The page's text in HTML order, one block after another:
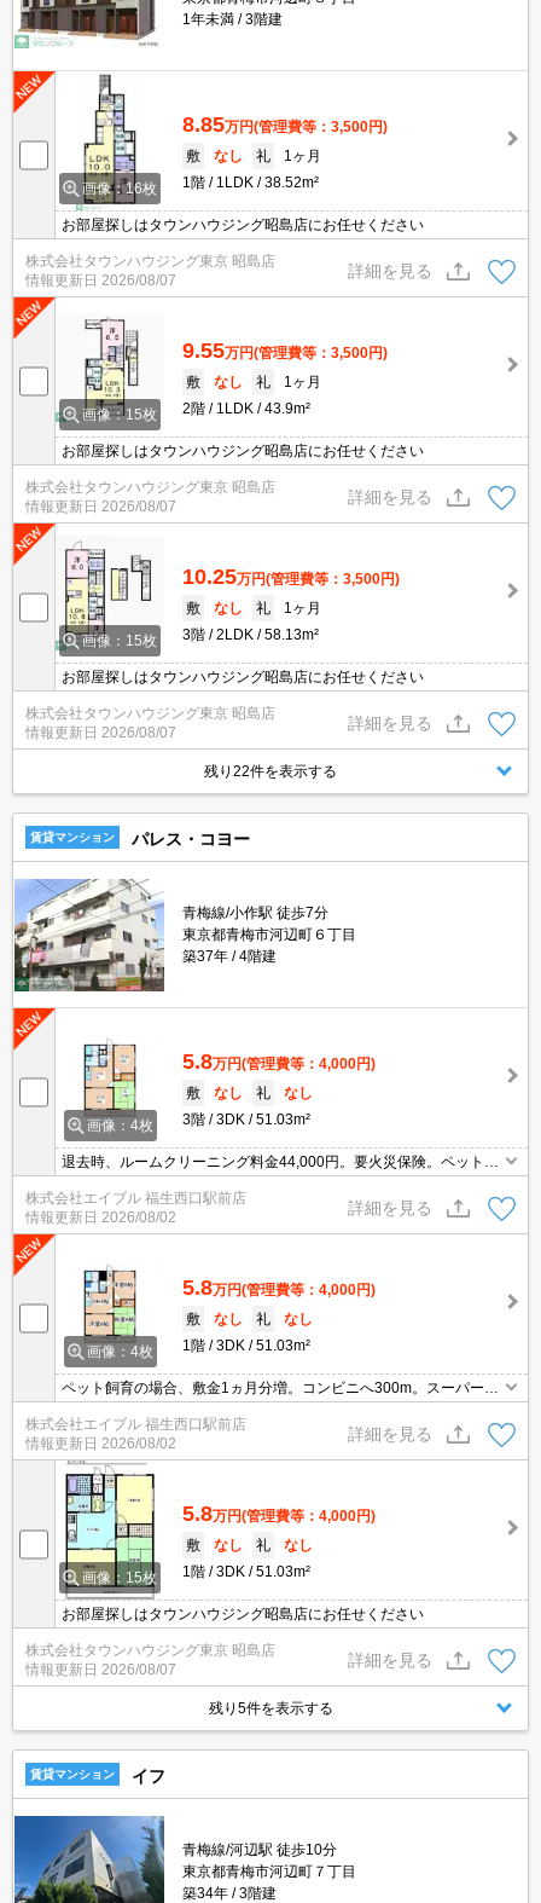
1年未満
3階建
画像：16枚
8.85万円(管理費等：3,500円)
敷
なし 礼
1ヶ月
1階
1LDK 38.52m²
お部屋探しはタウンハウジング昭島店にお任せください
株式会社タウンハウジング東京 昭島店
情報更新日 2026/08/07
詳細を見る
画像：15枚
9.55万円(管理費等：3,500円)
敷
なし 礼
1ヶ月
2階
1LDK 43.9m²
お部屋探しはタウンハウジング昭島店にお任せください
株式会社タウンハウジング東京 昭島店
情報更新日 2026/08/07
詳細を見る
画像：15枚
10.25万円(管理費等：3,500円)
敷
なし 礼
1ヶ月
3階
2LDK 58.13m²
お部屋探しはタウンハウジング昭島店にお任せください
株式会社タウンハウジング東京 昭島店
情報更新日 2026/08/07
詳細を見る
残り22件を表示する
賃貸マンション パレス・コヨー
青梅線/小作駅 徒歩7分
東京都青梅市河辺町６丁目
築37年
4階建
画像：4枚
5.8万円(管理費等：4,000円)
敷
なし 礼
なし
3階
3DK 51.03m²
退去時、ルームクリーニング料金44,000円。要火災保険。ペット応
相談。ペット2匹目敷金3ヶ月増。室内洗濯機置場。
株式会社エイブル 福生西口駅前店
情報更新日 2026/08/02
詳細を見る
画像：4枚
5.8万円(管理費等：4,000円)
敷
なし 礼
なし
1階
3DK 51.03m²
ペット飼育の場合、敷金1ヵ月分増。コンビニへ300m。スーパーへ
360m。
株式会社エイブル 福生西口駅前店
情報更新日 2026/08/02
詳細を見る
画像：15枚
5.8万円(管理費等：4,000円)
敷
なし 礼
なし
1階
3DK 51.03m²
お部屋探しはタウンハウジング昭島店にお任せください
株式会社タウンハウジング東京 昭島店
情報更新日 2026/08/07
詳細を見る
残り5件を表示する
賃貸マンション イフ
青梅線/河辺駅 徒歩10分
東京都青梅市河辺町７丁目
築34年
3階建